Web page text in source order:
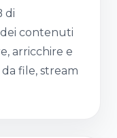
di
contenuti
arricchire e
file, stream